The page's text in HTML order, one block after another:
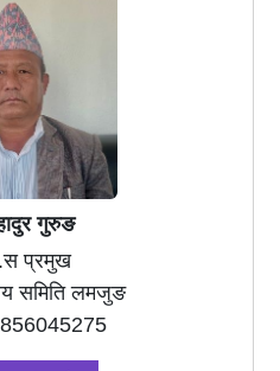
गुरुङ
प्रमुख
समिति लमजुङ